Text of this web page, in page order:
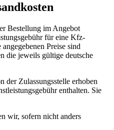
Bestellung im Angebot
für eine Kfz-
Preise sind
die jeweils gültige deutsche
der Zulassungsstelle erhoben
enthalten. Sie
wir, sofern nicht anders